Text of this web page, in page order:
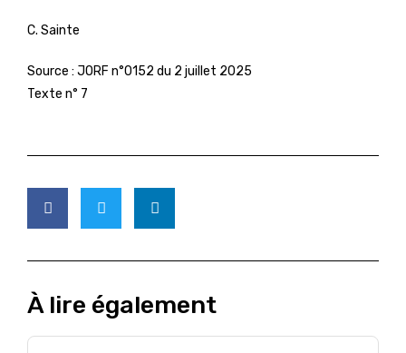
C. Sainte
Source : JORF n°0152 du 2 juillet 2025
Texte n° 7
À lire également